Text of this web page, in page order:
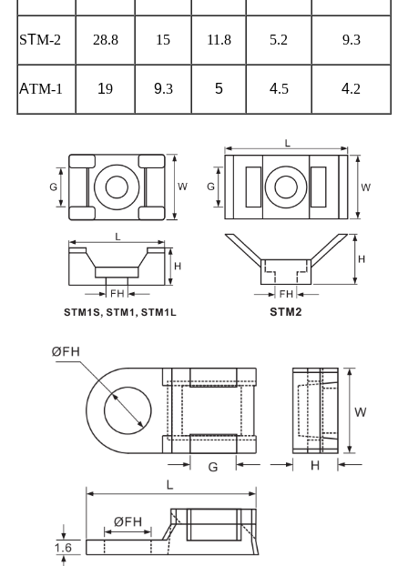
STM-2 28.8 15 11.8 5.2 9.3
ATM-1 19 9.3 5 4.5 4.2